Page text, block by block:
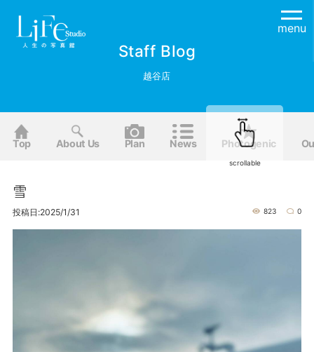
menu
Staff Blog
越谷店
Top About Us Plan News Photogenic
scrollable
雪
投稿日:2025/1/31 823 0